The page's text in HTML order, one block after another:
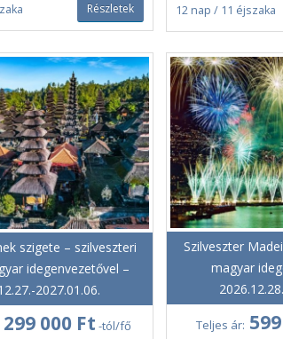
Részletek 12 nap / 11 éjszaka
szigete – szilveszteri
idegenvezetővel –
2027.01.06.
299 000 Ft -tól/fő
Szilveszter
magyar
Teljes ár: